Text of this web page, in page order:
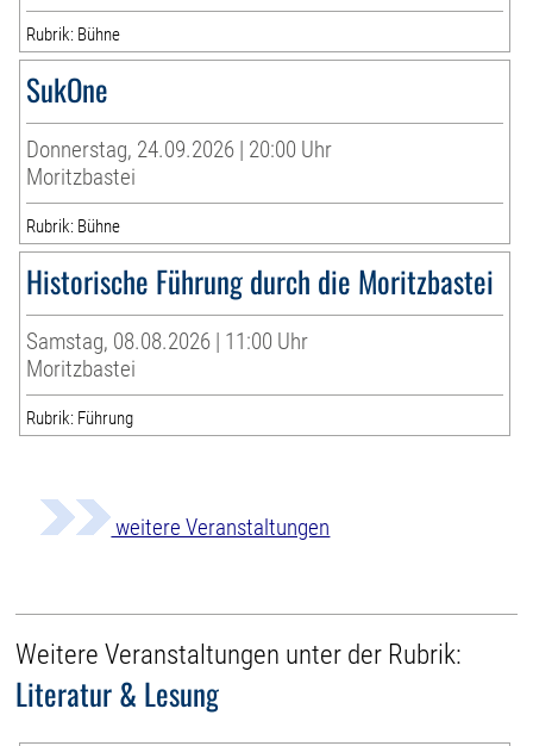
Rubrik: Bühne
SukOne
Donnerstag, 24.09.2026 | 20:00 Uhr
Moritzbastei
Rubrik: Bühne
Historische Führung durch die Moritzbastei
Samstag, 08.08.2026 | 11:00 Uhr
Moritzbastei
Rubrik: Führung
weitere Veranstaltungen
Weitere Veranstaltungen unter der Rubrik:
Literatur & Lesung